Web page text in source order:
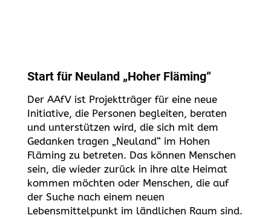
Start für Neuland „Hoher Fläming“
Der AAfV ist Projektträger für eine neue
Initiative, die Personen begleiten, beraten
und unterstützen wird, die sich mit dem
Gedanken tragen „Neuland“ im Hohen
Fläming zu betreten. Das können Menschen
sein, die wieder zurück in ihre alte Heimat
kommen möchten oder Menschen, die auf
der Suche nach einem neuen
Lebensmittelpunkt im ländlichen Raum sind.